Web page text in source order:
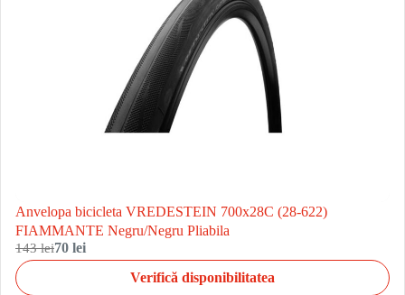
Anvelopa bicicleta VREDESTEIN 700x28C (28-622)
FIAMMANTE Negru/Negru Pliabila
143 lei70 lei
Verifică disponibilitatea